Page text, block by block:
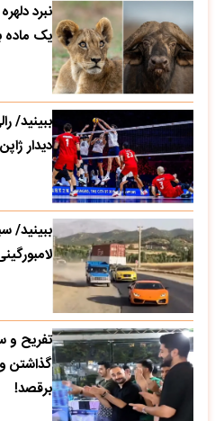
نبرد
یک ماده
ببینید/
دیدار
ببینید/
تفریح و
گذاشتن
برقصد!